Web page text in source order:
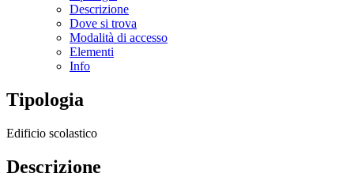
Descrizione
Dove si trova
Modalità di accesso
Elementi
Info
Tipologia
Edificio scolastico
Descrizione